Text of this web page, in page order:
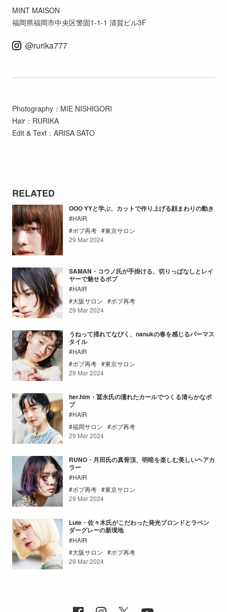
MINT MAISON
福岡県福岡市中央区警固1-1-1 清賀ビル3F
@rurika777
Photography：MIE NISHIGORI
Hair：RURIKA
Edit & Text：ARISA SATO
RELATED
OOO YYと学ぶ、カットで作り上げる顔まわりの動き
HAIR
ボブ再考
東京サロン
29 Mar 2024
SAMAN・コウノ氏が手掛ける、切りっぱなしとレイ
ヤーで魅せるボブ
HAIR
大阪サロン
ボブ再考
29 Mar 2024
うねって揺れてなびく、nanukの春を感じるパーマス
タイル
HAIR
ボブ再考
東京サロン
29 Mar 2024
her.him・冨永氏の濡れたカールでつくる清らかなボ
ブ
HAIR
福岡サロン
ボブ再考
29 Mar 2024
RUNO・月田氏の真骨頂、明暗を楽しむ美しいヘアカ
ラー
HAIR
ボブ再考
東京サロン
29 Mar 2024
Lute・佐々木氏がこだわった発光ブロンドとラベン
ダーグレーの新境地
HAIR
大阪サロン
ボブ再考
29 Mar 2024